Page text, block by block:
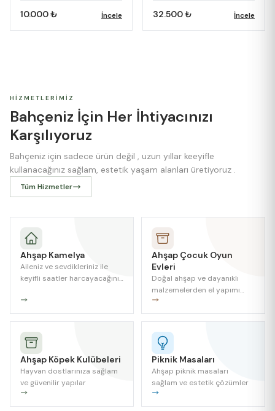
10.000 ₺
İncele 32.500 ₺ İncele
HIZMETLERIMIZ
Bahçeniz İçin Her İhtiyacınızı
Karşılıyoruz
Bahçeniz için sadece ürün değil , uzun yıllar keeyifle
kullanacağınız sağlam, estetik yaşam alanları üretiyoruz .
Tüm Hizmetler
Ahşap Kamelya
Aileniz ve sevdikleriniz ile
keyifli saatler harcayacağınız
Ahşap Çocuk Oyun
Evleri
Doğal ahşap ve dayanıklı
malzemelerden el yapımı
üretilen çocuk oyun evleri ;
estetik ve fonksiyonel
çözümler.
Ahşap Köpek Kulübeleri
Hayvan dostlarınıza sağlam
ve güvenilir yapılar
Piknik Masaları
Ahşap piknik masaları
sağlam ve estetik çözümler